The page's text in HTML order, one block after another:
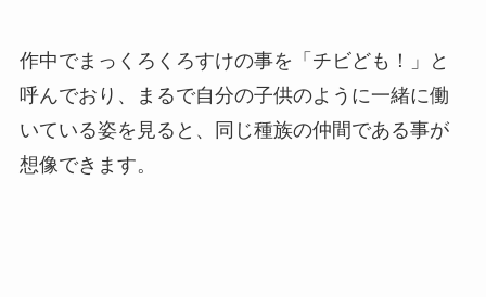
作中でまっくろくろすけの事を「チビども！」と
呼んでおり、まるで自分の子供のように一緒に働
いている姿を見ると、同じ種族の仲間である事が
想像できます。